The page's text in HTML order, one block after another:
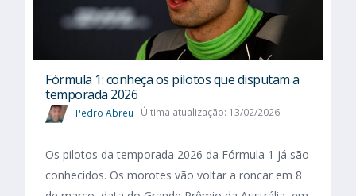
Fórmula 1: conheça os pilotos que disputam a
temporada 2026
Pedro Abreu Última atualização: 13/02/2026
Os pilotos da temporada 2026 da Fórmula 1 já são
conhecidos. Os morotes vão voltar a roncar em 8